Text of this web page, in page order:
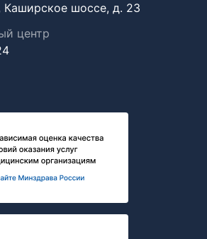
Каширское шоссе, д. 23
центр